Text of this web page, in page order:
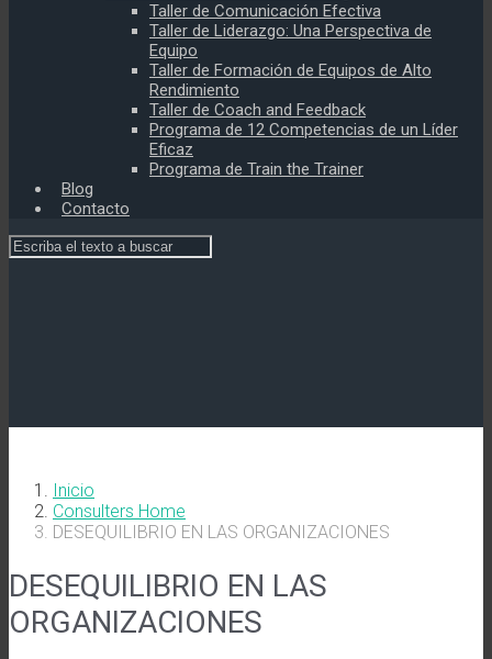
Taller de Comunicación Efectiva
Taller de Liderazgo: Una Perspectiva de
Equipo
Taller de Formación de Equipos de Alto
Rendimiento
Taller de Coach and Feedback
Programa de 12 Competencias de un Líder
Eficaz
Programa de Train the Trainer
Blog
Contacto
Inicio
Consulters Home
DESEQUILIBRIO EN LAS ORGANIZACIONES
DESEQUILIBRIO EN LAS
ORGANIZACIONES